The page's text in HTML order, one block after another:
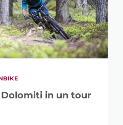
Dolomiti in un tour